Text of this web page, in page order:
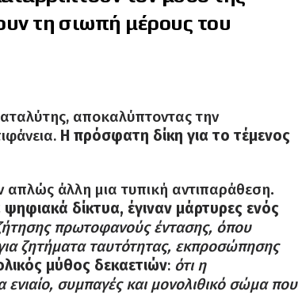
τη σιωπή μέρους του
αποκαλύπτοντας την
Η πρόσφατη δίκη για το τέμενος
απλώς άλλη μια τυπική αντιπαράθεση.
δίκτυα, έγιναν μάρτυρες ενός
πρωτοφανούς έντασης, όπου
ζητήματα ταυτότητας, εκπροσώπησης
μύθος δεκαετιών: ότι η
συμπαγές και μονολιθικό σώμα που